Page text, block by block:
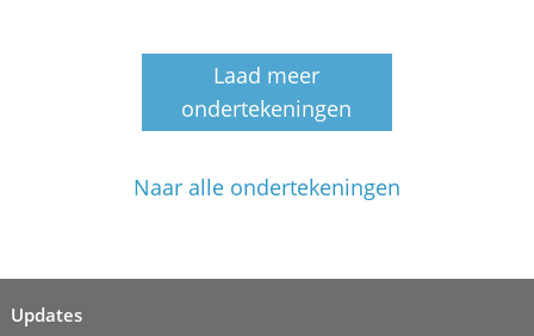
Laad meer
ondertekeningen
Naar alle ondertekeningen
Updates